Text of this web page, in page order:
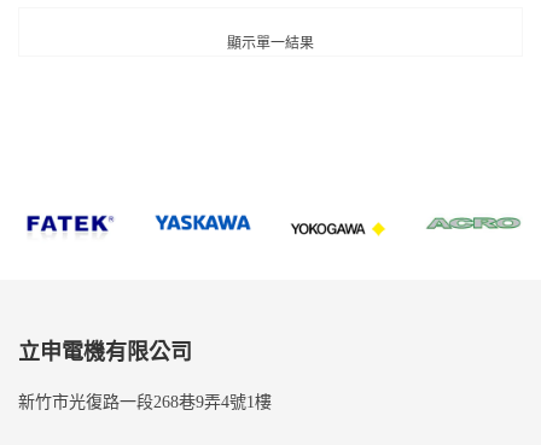
顯示單一結果
立申電機有限公司
新竹市光復路一段268巷9弄4號1樓